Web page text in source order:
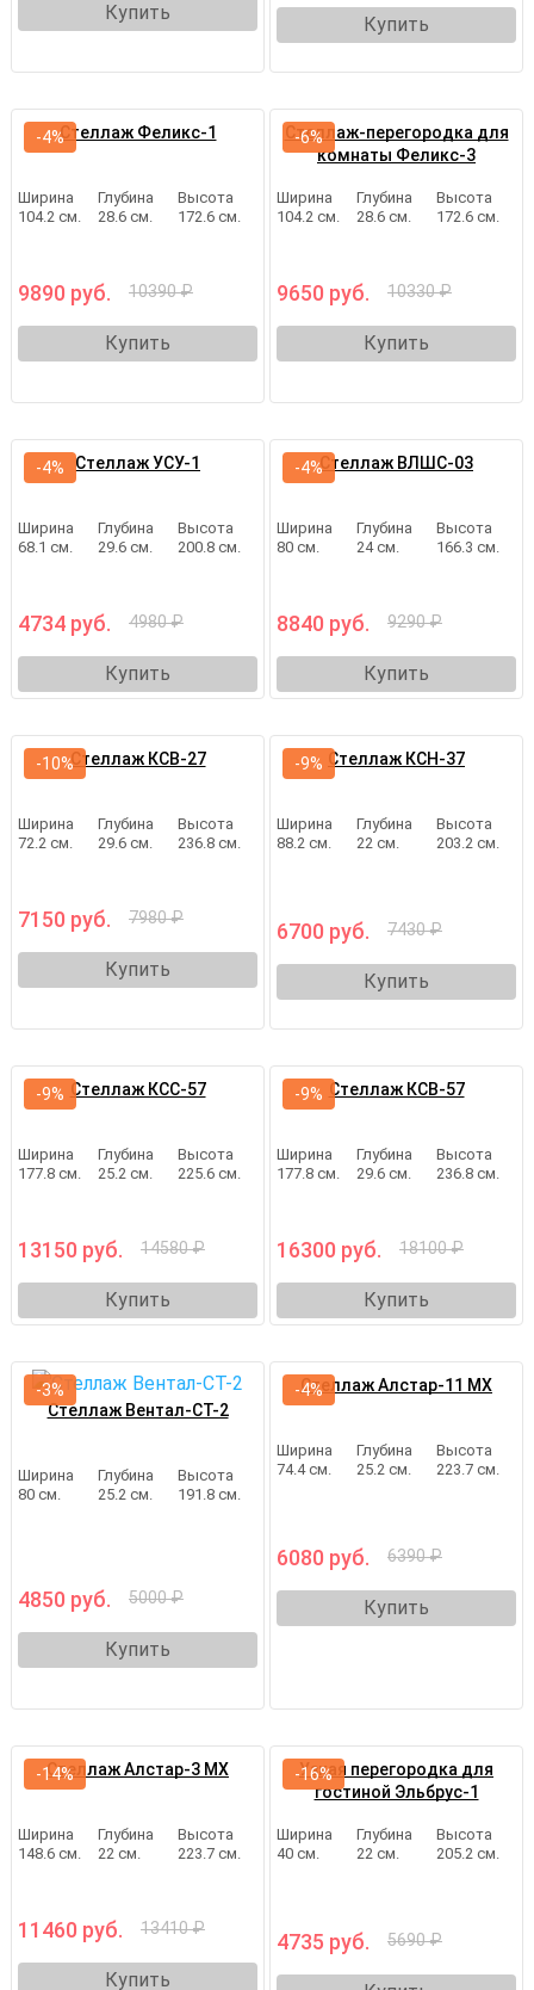
Купить
Купить
Стеллаж Феликс-1
Ширина
104.2 см.
Глубина
28.6 см.
Высота
172.6 см.
9890 руб. 10390 ₽
Купить
-4%
Стеллаж-перегородка для
комнаты Феликс-3
Ширина
104.2 см.
Глубина
28.6 см.
Высота
172.6 см.
9650 руб. 10330 ₽
Купить
-6%
Стеллаж УСУ-1
Ширина
68.1 см.
Глубина
29.6 см.
Высота
200.8 см.
4734 руб. 4980 ₽
Купить
-4% Стеллаж ВЛШС-03
Ширина
80 см.
Глубина
24 см.
Высота
166.3 см.
8840 руб. 9290 ₽
Купить
-4%
Стеллаж КСВ-27
Ширина
72.2 см.
Глубина
29.6 см.
Высота
236.8 см.
7150 руб. 7980 ₽
Купить
-10% Стеллаж КСН-37
Ширина
88.2 см.
Глубина
22 см.
Высота
203.2 см.
6700 руб. 7430 ₽
Купить
-9%
Стеллаж КСС-57
Ширина
177.8 см.
Глубина
25.2 см.
Высота
225.6 см.
13150 руб. 14580 ₽
Купить
-9% Стеллаж КСВ-57
Ширина
177.8 см.
Глубина
29.6 см.
Высота
236.8 см.
16300 руб. 18100 ₽
Купить
-9%
Стеллаж Вентал-СТ-2
Ширина
80 см.
Глубина
25.2 см.
Высота
191.8 см.
4850 руб. 5000 ₽
Купить
-3% Стеллаж Алстар-11 МХ
Ширина
74.4 см.
Глубина
25.2 см.
Высота
223.7 см.
6080 руб. 6390 ₽
Купить
-4%
Стеллаж Алстар-3 МХ
Ширина
148.6 см.
Глубина
22 см.
Высота
223.7 см.
11460 руб. 13410 ₽
Купить
-14%
Узкая перегородка для
гостиной Эльбрус-1
Ширина
40 см.
Глубина
22 см.
Высота
205.2 см.
4735 руб. 5690 ₽
-16%